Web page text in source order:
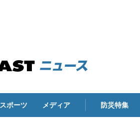
スポーツ メディア 防災特集